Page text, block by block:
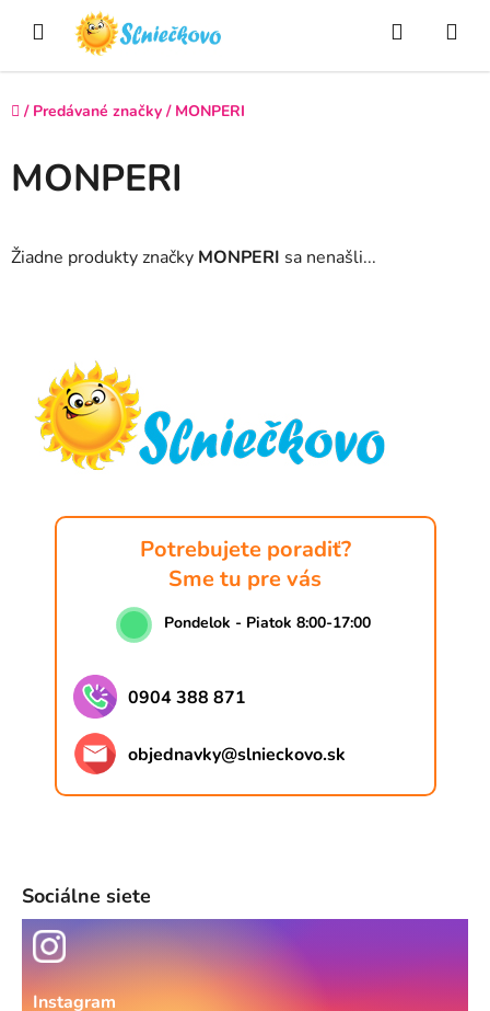
Hľadať
Domov
/ Predávané značky / MONPERI
MONPERI
Žiadne produkty značky MONPERI sa nenašli...
Potrebujete poradiť?
Sme tu pre vás
Pondelok - Piatok 8:00-17:00
0904 388 871
objednavky@slnieckovo.sk
Sociálne siete
Instagram